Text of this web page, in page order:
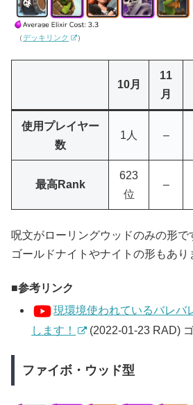
（デッキリンク ）
10月
11
月
使用プレイヤー
数
1人 –
最高Rank
623
位
–
呪文がローリングウッドのみの形
ゴールドナイトやナイトの形もあり
参考リンク
現環境使われているバレバ
します！
(2022-01-23 RAD)
ファイボ・ウッド型